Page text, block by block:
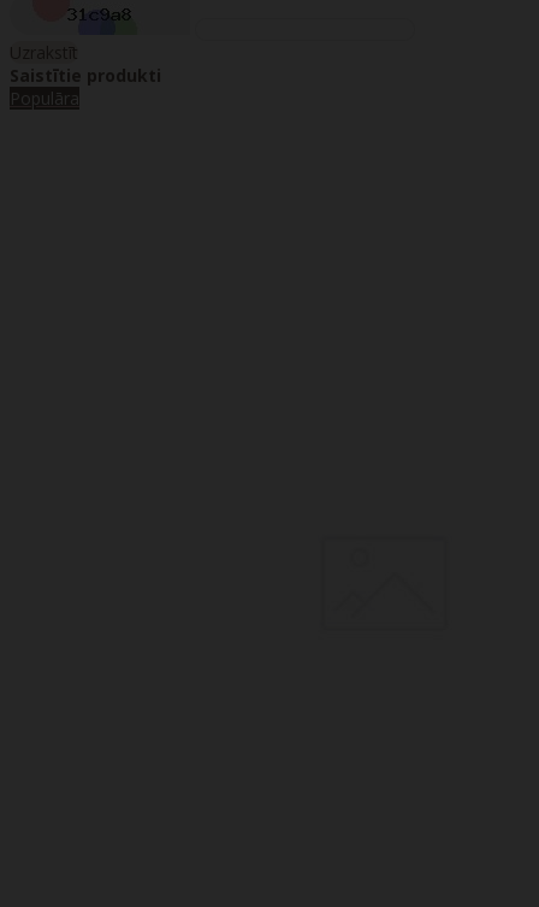
Uzrakstīt
Saistītie produkti
Populāra